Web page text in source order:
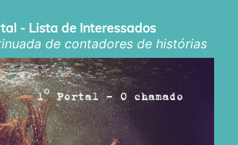
- Lista de Interessados
de contadores de histórias